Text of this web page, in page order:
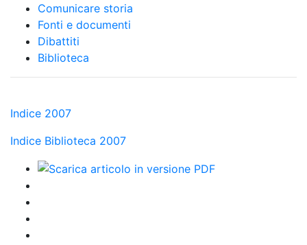
Comunicare storia
Fonti e documenti
Dibattiti
Biblioteca
Indice 2007
Indice Biblioteca 2007